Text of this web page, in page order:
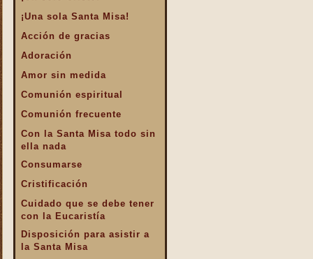
¡Una sola Santa Misa!
Acción de gracias
Adoración
Amor sin medida
Comunión espiritual
Comunión frecuente
Con la Santa Misa todo sin
ella nada
Consumarse
Cristificación
Cuidado que se debe tener
con la Eucaristía
Disposición para asistir a
la Santa Misa